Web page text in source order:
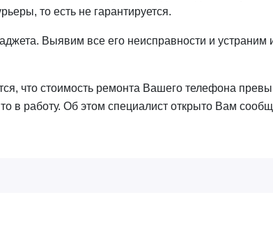
то есть не гарантируется.
Выявим все его неисправности и устраним
что стоимость ремонта Вашего телефона
в работу. Об этом специалист открыто Вам